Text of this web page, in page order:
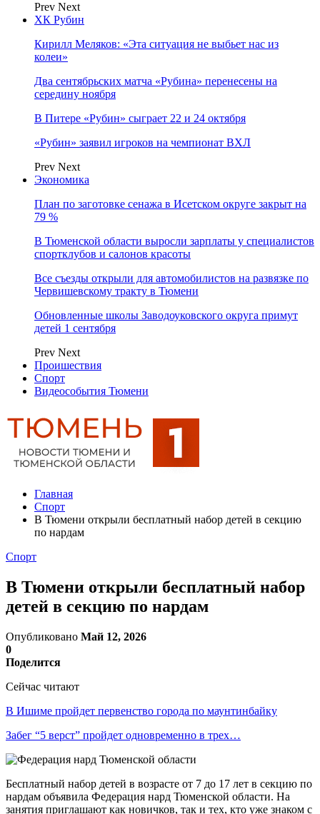
Prev Next
ХК Рубин
Кирилл Меляков: «Эта ситуация не выбьет нас из
колеи»
Два сентябрьских матча «Рубина» перенесены на
середину ноября
В Питере «Рубин» сыграет 22 и 24 октября
«Рубин» заявил игроков на чемпионат ВХЛ
Prev Next
Экономика
План по заготовке сенажа в Исетском округе закрыт на
79 %
В Тюменской области выросли зарплаты у специалистов
спортклубов и салонов красоты
Все съезды открыли для автомобилистов на развязке по
Червишевскому тракту в Тюмени
Обновленные школы Заводоуковского округа примут
детей 1 сентября
Prev Next
Проишествия
Спорт
Видеособытия Тюмени
Главная
Спорт
В Тюмени открыли бесплатный набор детей в секцию
по нардам
Спорт
В Тюмени открыли бесплатный набор
детей в секцию по нардам
Опубликовано Май 12, 2026
0
Поделится
Сейчас читают
В Ишиме пройдет первенство города по маунтинбайку
Забег “5 верст” пройдет одновременно в трех…
Бесплатный набор детей в возрасте от 7 до 17 лет в секцию по
нардам объявила Федерация нард Тюменской области. На
занятия приглашают как новичков, так и тех, кто уже знаком с